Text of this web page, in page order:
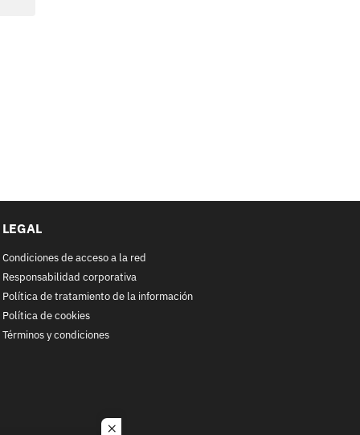
LEGAL
Condiciones de acceso a la red
Responsabilidad corporativa
Política de tratamiento de la información
Política de cookies
Términos y condiciones